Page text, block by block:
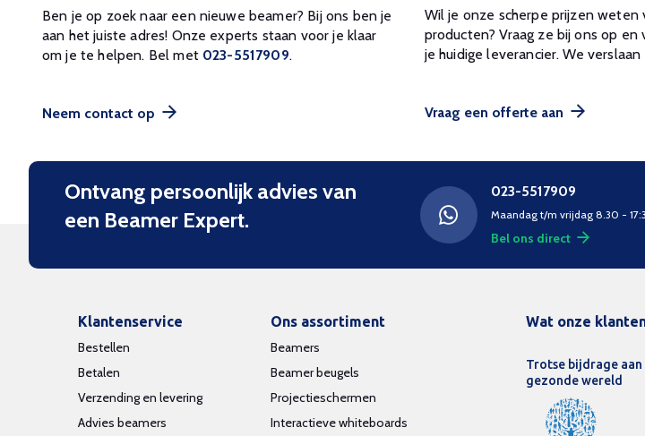
Ben je op zoek naar een nieuwe beamer? Bij ons ben je
aan het juiste adres! Onze experts staan voor je klaar
om je te helpen. Bel met 023-5517909.
Neem contact op
Wil je onze scherpe prijzen weten
producten? Vraag ze bij ons op
je huidige leverancier. We verslaan
Vraag een offerte aan
Ontvang persoonlijk advies van
een Beamer Expert.
023-5517909
Maandag t/m vrijdag 8.30 -
Bel ons direct
Klantenservice
Bestellen
Betalen
Verzending en levering
Advies beamers
Ons assortiment
Beamers
Beamer beugels
Projectieschermen
Interactieve whiteboards
Wat onze
Trotse bijdrage aan
gezonde wereld